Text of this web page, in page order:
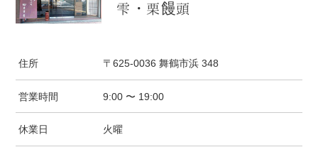
雫・栗饅頭
住所 〒625-0036 舞鶴市浜 348
営業時間 9:00 〜 19:00
休業日 火曜